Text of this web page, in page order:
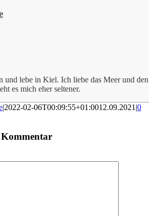
und lebe in Kiel. Ich liebe das Meer und den
es mich eher seltener.
|2022-02-06T00:09:55+01:0012.09.2021 |0
Kommentar